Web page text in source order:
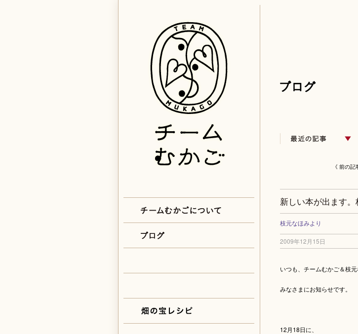
《 前の
新しい本が出ます
枝元なほみより
2009年12月15日
いつも、チームむかご＆枝
みなさまにお知らせです。
12月18日に、